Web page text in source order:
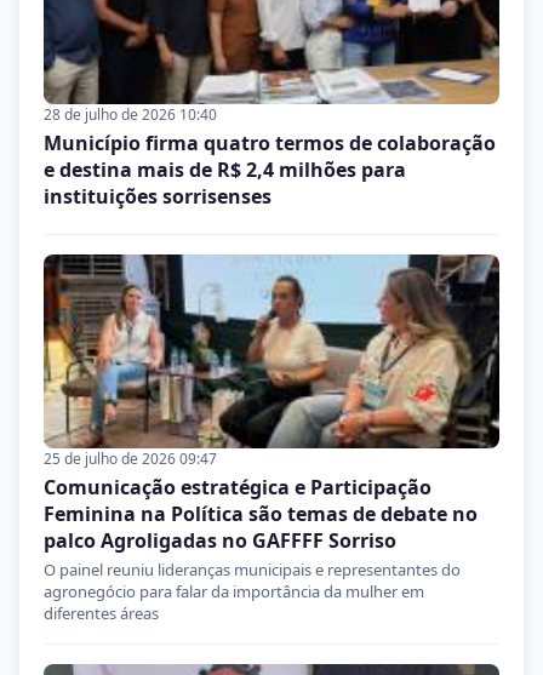
28 de julho de 2026 10:40
Município firma quatro termos de colaboração
e destina mais de R$ 2,4 milhões para
instituições sorrisenses
25 de julho de 2026 09:47
Comunicação estratégica e Participação
Feminina na Política são temas de debate no
palco Agroligadas no GAFFFF Sorriso
O painel reuniu lideranças municipais e representantes do
agronegócio para falar da importância da mulher em
diferentes áreas